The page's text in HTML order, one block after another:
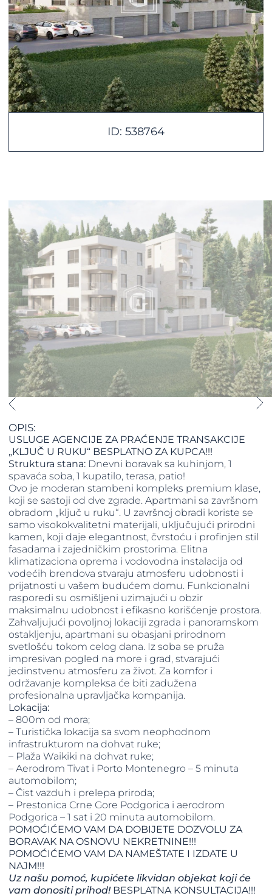
ID: 538764
OPIS:
USLUGE AGENCIJE ZA PRAĆENJE TRANSAKCIJE
„KLJUČ U RUKU“ BESPLATNO ZA KUPCA!!!
Struktura stana: Dnevni boravak sa kuhinjom, 1
spavaća soba, 1 kupatilo, terasa, patio!
Ovo je moderan stambeni kompleks premium klase,
koji se sastoji od dve zgrade. Apartmani sa završnom
obradom „ključ u ruku“. U završnoj obradi koriste se
samo visokokvalitetni materijali, uključujući prirodni
kamen, koji daje elegantnost, čvrstoću i profinjen stil
fasadama i zajedničkim prostorima. Elitna
klimatizaciona oprema i vodovodna instalacija od
vodećih brendova stvaraju atmosferu udobnosti i
prijatnosti u vašem budućem domu. Funkcionalni
rasporedi su osmišljeni uzimajući u obzir
maksimalnu udobnost i efikasno korišćenje prostora.
Zahvaljujući povoljnoj lokaciji zgrada i panoramskom
ostakljenju, apartmani su obasjani prirodnom
svetlošću tokom celog dana. Iz soba se pruža
impresivan pogled na more i grad, stvarajući
jedinstvenu atmosferu za život. Za komfor i
održavanje kompleksa će biti zadužena
profesionalna upravljačka kompanija.
Lokacija:
– 800m od mora;
– Turistička lokacija sa svom neophodnom
infrastrukturom na dohvat ruke;
– Plaža Waikiki na dohvat ruke;
– Aerodrom Tivat i Porto Montenegro – 5 minuta
automobilom;
– Čist vazduh i prelepa priroda;
– Prestonica Crne Gore Podgorica i aerodrom
Podgorica – 1 sat i 20 minuta automobilom.
POMOĆIĆEMO VAM DA DOBIJETE DOZVOLU ZA
BORAVAK NA OSNOVU NEKRETNINE!!!
POMOĆIĆEMO VAM DA NAMEŠTATE I IZDATE U
NAJM!!!
Uz našu pomoć, kupićete likvidan objekat koji će
vam donositi prihod! BESPLATNA KONSULTACIJA!!!